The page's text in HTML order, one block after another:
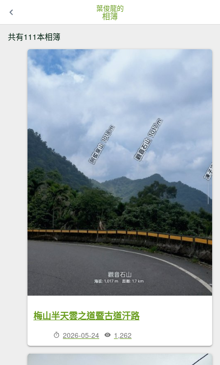
葉俊龍的
相簿
共有111本相簿
梅山半天雲之道暨古道汗路
2026-05-24 1,262